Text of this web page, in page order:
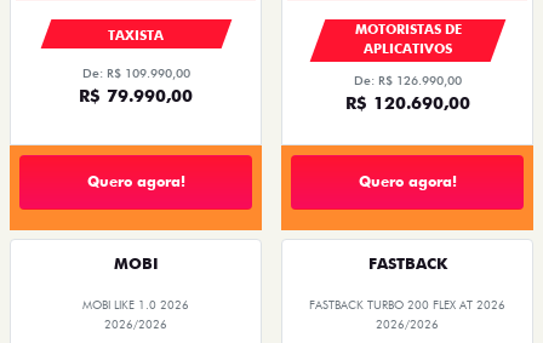
TAXISTA
De: R$ 109.990,00
R$ 79.990,00
Quero agora!
MOTORISTAS DE
APLICATIVOS
De: R$ 126.990,00
R$ 120.690,00
Quero agora!
MOBI
MOBI LIKE 1.0 2026
2026/2026
FASTBACK
FASTBACK TURBO 200 FLEX AT 2026
2026/2026